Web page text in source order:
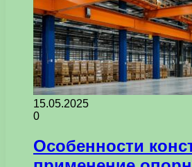
15.05.2025
0
Особенности